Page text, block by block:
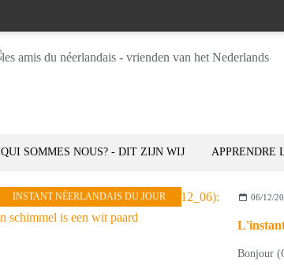
QUI SOMMES NOUS? - DIT ZIJN WIJ APPRENDRE
INSTANT NÉERLANDAIS DU JOUR 06/12/
Bonjour